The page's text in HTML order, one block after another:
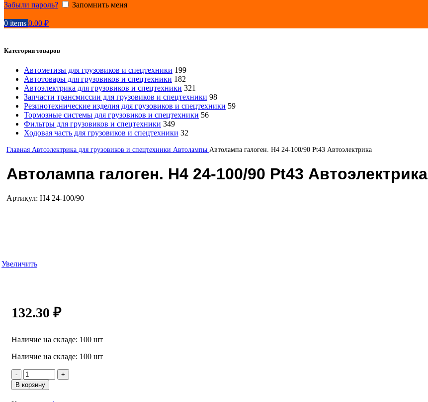
Забыли пароль? Запомнить меня
0 items 0.00 ₽
Категории товаров
Автометизы для грузовиков и спецтехники 199
Автотовары для грузовиков и спецтехники 182
Автоэлектрика для грузовиков и спецтехники 321
Запчасти трансмиссии для грузовиков и спецтехники 98
Резинотехнические изделия для грузовиков и спецтехники 59
Тормозные системы для грузовиков и спецтехники 56
Фильтры для грузовиков и спецтехники 349
Ходовая часть для грузовиков и спецтехники 32
Главная Автоэлектрика для грузовиков и спецтехники Автолампы Автолампа галоген. Н4 24-100/90 Pt43 Автоэлектрика
Автолампа галоген. Н4 24-100/90 Pt43 Автоэлектрика
Артикул: H4 24-100/90
Увеличить
132.30 ₽
Наличие на складе: 100 шт
Наличие на складе: 100 шт
Количество
товара
Автолампа
В корзину